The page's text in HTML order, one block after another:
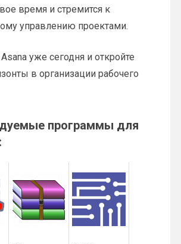
время и стремится к
управлению проектами.
уже сегодня и откройте
в организации рабочего
программы для